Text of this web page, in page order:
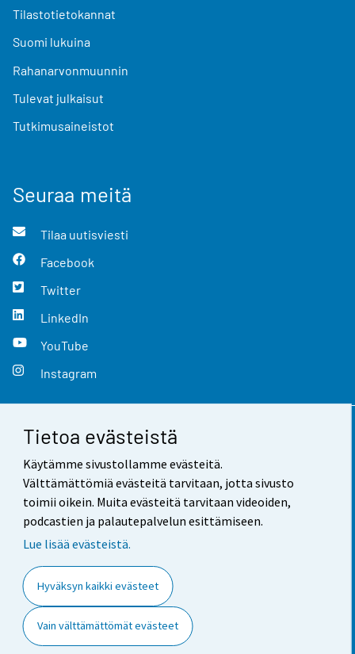
Tietoa evästeistä
Käytämme sivustollamme evästeitä.
Välttämättömiä evästeitä tarvitaan, jotta sivusto
toimii oikein. Muita evästeitä tarvitaan videoiden,
podcastien ja palautepalvelun esittämiseen.
Lue lisää evästeistä.
Hyväksyn kaikki evästeet
Vain välttämättömät evästeet
Tilastotietokannat
Suomi lukuina
Rahanarvonmuunnin
Tulevat julkaisut
Tutkimusaineistot
Seuraa meitä
Tilaa uutisviesti
Facebook
Twitter
LinkedIn
YouTube
Instagram
Yhteystiedot
Palaute
Käyttöehdot
Saavutettavuus
Tietoa sivustosta
Evästeasetukset